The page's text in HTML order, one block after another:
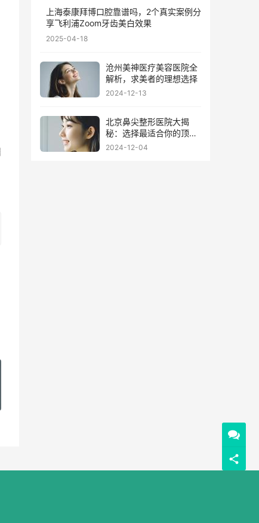
上海泰康拜博口腔靠谱吗，2个真实案例分
享飞利浦Zoom牙齿美白效果
2025-04-18
沧州美神医疗美容医院全
解析，求美者的理想选择
2024-12-13
北京鼻尖整形医院大揭
秘：选择最适合你的顶级
医院
2024-12-04